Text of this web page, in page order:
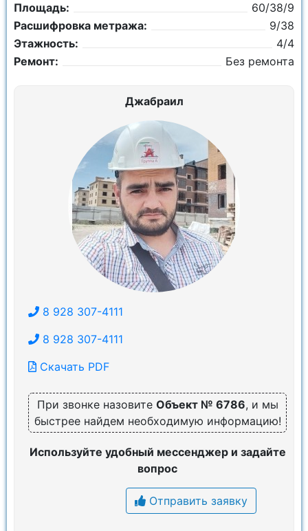
Площадь:
60/38/9
Расшифровка метража:
9/38
Этажность:
4/4
Ремонт:
Без ремонта
Джабраил
8 928 307-4111
8 928 307-4111
Скачать PDF
При звонке назовите Объект № 6786, и мы
быстрее найдем необходимую информацию!
Используйте удобный мессенджер и задайте
вопрос
Отправить заявку